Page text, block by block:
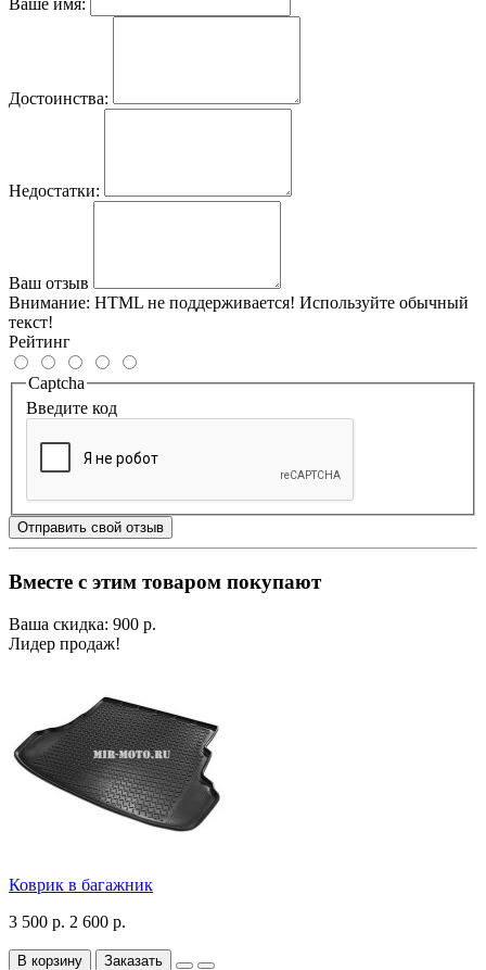
Достоинства:
Недостатки:
Ваш отзыв
Внимание: HTML не поддерживается! Используйте обычный
текст!
Рейтинг
Captcha
Введите код
Отправить свой отзыв
Вместе с этим товаром покупают
Ваша скидка: 900 р.
Лидер продаж!
Коврик в багажник
3 500 р. 2 600 р.
В корзину Заказать